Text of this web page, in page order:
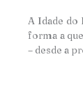
A Idade do
forma a
– desde a